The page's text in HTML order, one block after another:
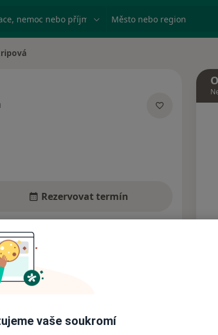
nemoc nebo příjmení Město nebo region
Rezervovat termín
pacientů (1)
vaše soukromí